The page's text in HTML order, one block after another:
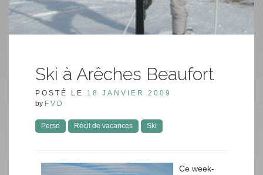
Ski à Arêches Beaufort
POSTÉ LE 18 JANVIER 2009
by FVD
Perso Récit de vacances Ski
Ce week-